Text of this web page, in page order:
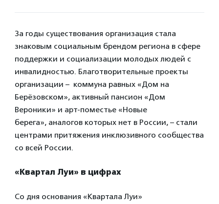
За годы существования организация стала
знаковым социальным брендом региона в сфере
поддержки и социализации молодых людей с
инвалидностью. Благотворительные проекты
организации – коммуна равных «Дом на
Берёзовском», активный пансион «Дом
Вероники» и арт-поместье «Новые
берега», аналогов которых нет в России, – стали
центрами притяжения инклюзивного сообщества
со всей России.
«Квартал Луи» в цифрах
Со дня основания «Квартала Луи»